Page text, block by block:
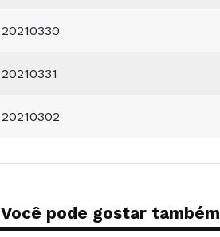
20210330
20210331
20210302
Você pode gostar também